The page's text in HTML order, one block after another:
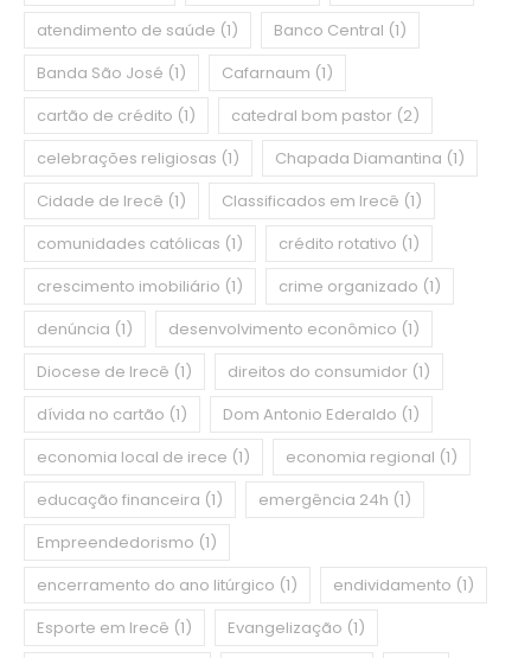
atendimento de saúde (1) Banco Central (1)
Banda São José (1) Cafarnaum (1)
cartão de crédito (1) catedral bom pastor (2)
celebrações religiosas (1) Chapada Diamantina (1)
Cidade de Irecê (1) Classificados em Irecê (1)
comunidades católicas (1) crédito rotativo (1)
crescimento imobiliário (1) crime organizado (1)
denúncia (1) desenvolvimento econômico (1)
Diocese de Irecê (1) direitos do consumidor (1)
dívida no cartão (1) Dom Antonio Ederaldo (1)
economia local de irece (1) economia regional (1)
educação financeira (1) emergência 24h (1)
Empreendedorismo (1)
encerramento do ano litúrgico (1) endividamento (1)
Esporte em Irecê (1) Evangelização (1)